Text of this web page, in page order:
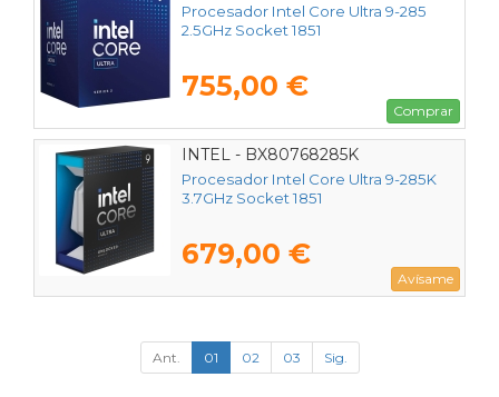
Procesador Intel Core Ultra 9-285
2.5GHz Socket 1851
755,00 €
Comprar
INTEL - BX80768285K
Procesador Intel Core Ultra 9-285K
3.7GHz Socket 1851
679,00 €
Avísame
Ant. 01 02 03 Sig.